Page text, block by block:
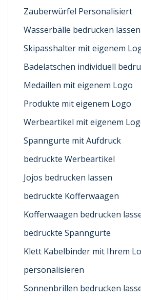
Zauberwürfel Personalisiert
Wasserbälle bedrucken lassen
Skipasshalter mit eigenem
Badelatschen individuell
Medaillen mit eigenem Logo
Produkte mit eigenem Logo
Werbeartikel mit eigenem
Spanngurte mit Aufdruck
bedruckte Werbeartikel
Jojos bedrucken lassen
bedruckte Kofferwaagen
Kofferwaagen bedrucken
bedruckte Spanngurte
Klett Kabelbinder mit Ihrem
personalisieren
Sonnenbrillen bedrucken